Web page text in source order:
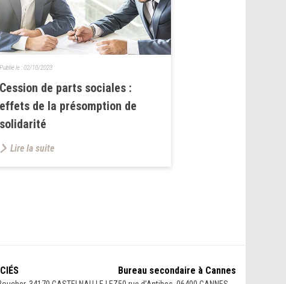
Cession de parts sociales :
effets de la présomption de
solidarité
Publié le :02/10/2023
Lire la suite
Bureau secondaire à Cannes